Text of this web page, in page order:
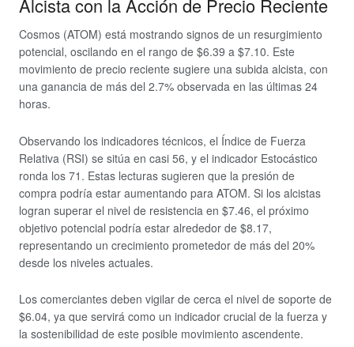
Cosmos (ATOM) está mostrando signos de un resurgimiento
potencial, oscilando en el rango de $6.39 a $7.10. Este
movimiento de precio reciente sugiere una subida alcista, con
una ganancia de más del 2.7% observada en las últimas 24
horas.
Observando los indicadores técnicos, el Índice de Fuerza
Relativa (RSI) se sitúa en casi 56, y el indicador Estocástico
ronda los 71. Estas lecturas sugieren que la presión de
compra podría estar aumentando para ATOM. Si los alcistas
logran superar el nivel de resistencia en $7.46, el próximo
objetivo potencial podría estar alrededor de $8.17,
representando un crecimiento prometedor de más del 20%
desde los niveles actuales.
Los comerciantes deben vigilar de cerca el nivel de soporte de
$6.04, ya que servirá como un indicador crucial de la fuerza y
la sostenibilidad de este posible movimiento ascendente.